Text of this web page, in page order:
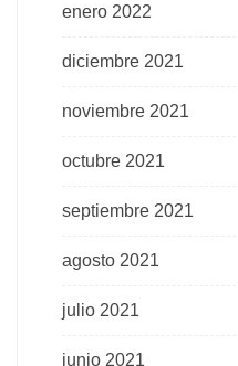
enero 2022
diciembre 2021
noviembre 2021
octubre 2021
septiembre 2021
agosto 2021
julio 2021
junio 2021